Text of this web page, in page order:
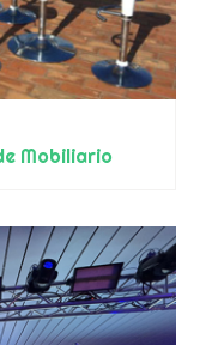
Mobiliario